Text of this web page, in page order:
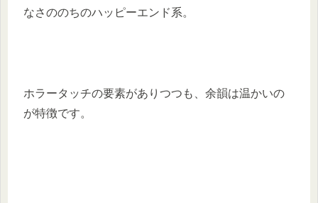
なさののちのハッピーエンド系。
ホラータッチの要素がありつつも、余韻は温かいの
が特徴です。